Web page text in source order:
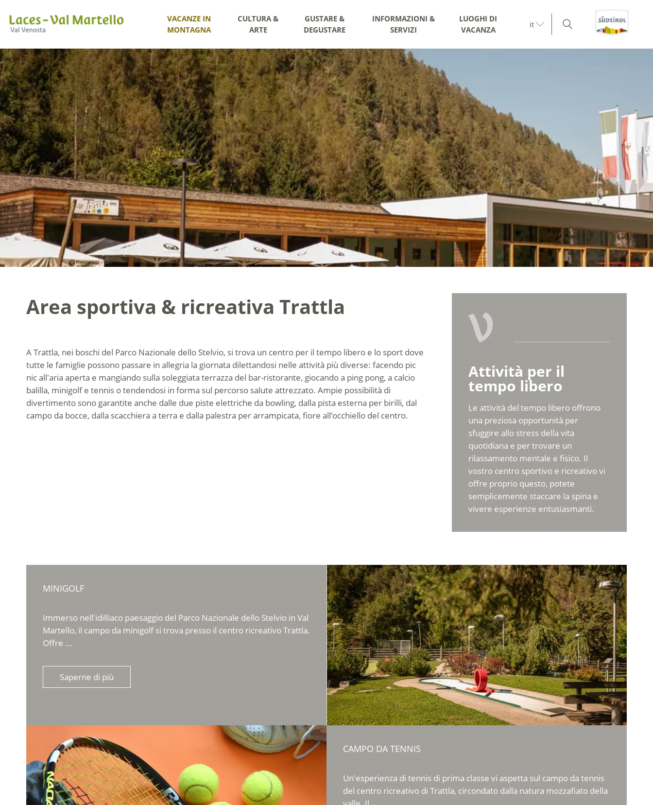
VACANZE IN
MONTAGNA
CULTURA &
ARTE
GUSTARE &
DEGUSTARE
INFORMAZIONI &
SERVIZI
LUOGHI DI
VACANZA
it
Area sportiva & ricreativa Trattla
A Trattla, nei boschi del Parco Nazionale dello Stelvio, si trova un centro per il tempo libero e lo sport dove
tutte le famiglie possono passare in allegria la giornata dilettandosi nelle attività più diverse: facendo pic
nic all'aria aperta e mangiando sulla soleggiata terrazza del bar-ristorante, giocando a ping pong, a calcio
balilla, minigolf e tennis o tendendosi in forma sul percorso salute attrezzato. Ampie possibilità di
divertimento sono garantite anche dalle due piste elettriche da bowling, dalla pista esterna per birilli, dal
campo da bocce, dalla scacchiera a terra e dalla palestra per arrampicata, fiore all’occhiello del centro.
V
Attività per il
tempo libero
Le attività del tempo libero offrono
una preziosa opportunità per
sfuggire allo stress della vita
quotidiana e per trovare un
rilassamento mentale e fisico. Il
vostro centro sportivo e ricreativo vi
offre proprio questo, potete
semplicemente staccare la spina e
vivere esperienze entusiasmanti.
MINIGOLF
Immerso nell'idilliaco paesaggio del Parco Nazionale dello Stelvio in Val
Martello, il campo da minigolf si trova presso il centro ricreativo Trattla.
Offre ...
Saperne di più
CAMPO DA TENNIS
Un'esperienza di tennis di prima classe vi aspetta sul campo da tennis
del centro ricreativo di Trattla, circondato dalla natura mozzafiato della